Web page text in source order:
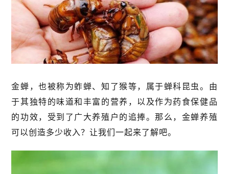
金蝉，也被称为蚱蝉、知了猴等，属于蝉科昆虫。由
于其独特的味道和丰富的营养，以及作为药食保健品
的功效，受到了广大养殖户的追捧。那么，金蝉养殖
可以创造多少收入？让我们一起来了解吧。